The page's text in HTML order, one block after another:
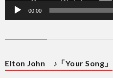
00:00
Elton John ♪「Your Song」